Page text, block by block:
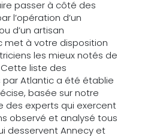
passer à côté des
l’opération d’un
d’un artisan
met à votre disposition
les mieux notés de
liste des
Atlantic a été établie
basée sur notre
des experts qui exercent
observé et analysé tous
desservent Annecy et